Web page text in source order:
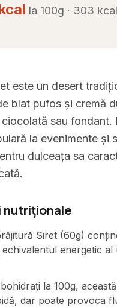
la 100g · 303
este un desert
blat pufos și cremă
sau fondant.
la evenimente și
dulceața sa
nutriționale
Siret (60g)
energetic al
la 100g,
dar poate provoca